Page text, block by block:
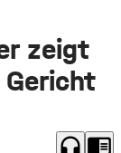
zeigt
headphones chrome_reader_mode